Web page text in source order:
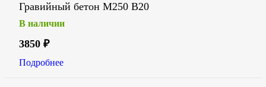
Гравийный бетон М250 В20
В наличии
3850 ₽
Подробнее